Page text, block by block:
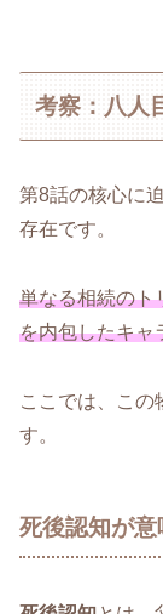
考察：八人
第8話の核心に
存在です。
単なる相続のト
を内包したキャ
ここでは、この
す。
死後認知が意